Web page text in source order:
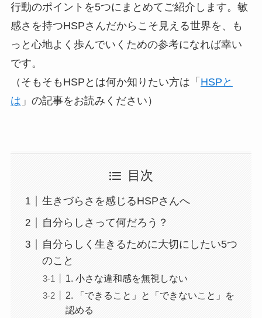
行動のポイントを5つにまとめてご紹介します。敏
感さを持つHSPさんだからこそ見える世界を、も
っと心地よく歩んでいくための参考になれば幸い
です。
（そもそもHSPとは何か知りたい方は「 HSPと
は 」の記事をお読みください）
目次
生きづらさを感じるHSPさんへ
自分らしさって何だろう？
自分らしく生きるために大切にしたい5つ
のこと
1. 小さな違和感を無視しない
2. 「できること」と「できないこと」を
認める